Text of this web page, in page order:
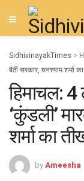
SidhivinayakTimes >
बैठी सरकार, घनश्याम शर्मा
हिमाचल:
‘कुंडली’
शर्मा का
by Ameesha